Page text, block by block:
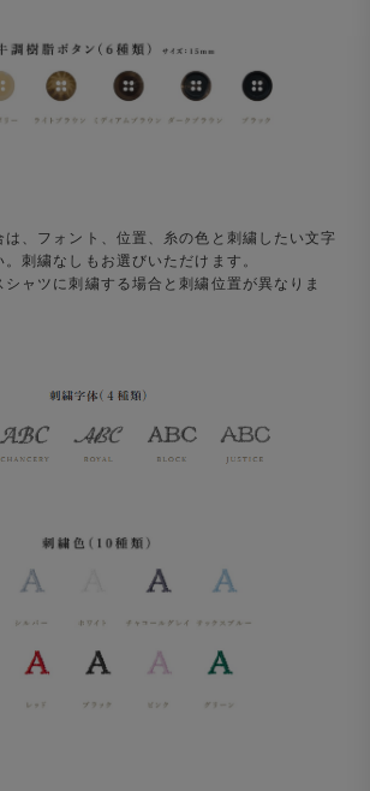
は、フォント、位置、糸の色と刺繍したい文字
刺繍なしもお選びいただけます。
ャツに刺繍する場合と刺繍位置が異なりま